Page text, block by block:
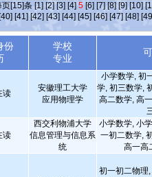
[15]条 [1] [2] [3] [4] 5 [6] [7] [8] [9] [10]
[40] [41] [42] [43] [44] [45] [46] [47] [48]
份
学校
专业
读
安徽理工大学
应用物理学
小学数学, 初
学, 初三数学,
高二数学, 高
读
西交利物浦大学
信息管理与信息系
统
小学数学, 小
一初二数学,
高一高
初一初二物理